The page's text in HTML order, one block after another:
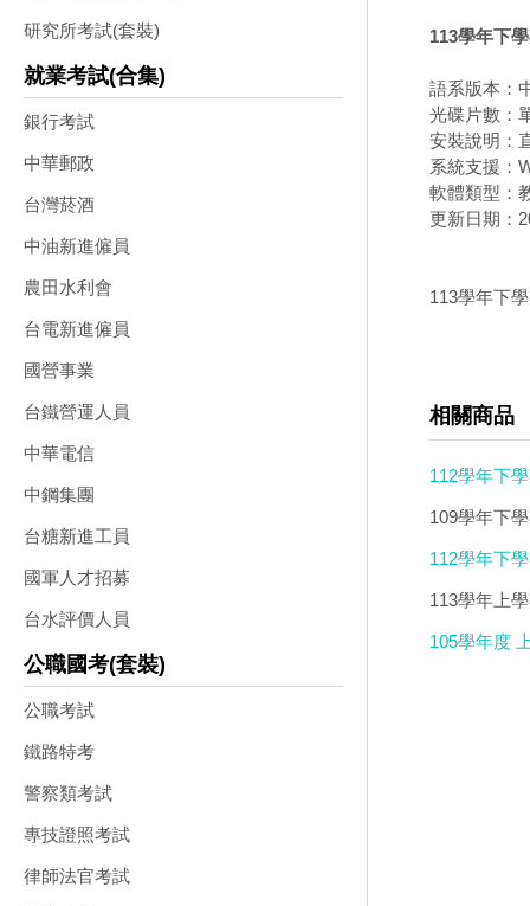
研究所考試(套裝)
就業考試(合集)
銀行考試
中華郵政
台灣菸酒
中油新進僱員
農田水利會
台電新進僱員
國營事業
台鐵營運人員
中華電信
中鋼集團
台糖新進工員
國軍人才招募
台水評價人員
公職國考(套裝)
公職考試
鐵路特考
警察類考試
專技證照考試
律師法官考試
113學年下
語系版本：
光碟片數：
安裝說明：
系統支援：
軟體類型：
更新日期：
113學年下
相關商品
112學年下
109學年下
112學年下
113學年上
105學年度